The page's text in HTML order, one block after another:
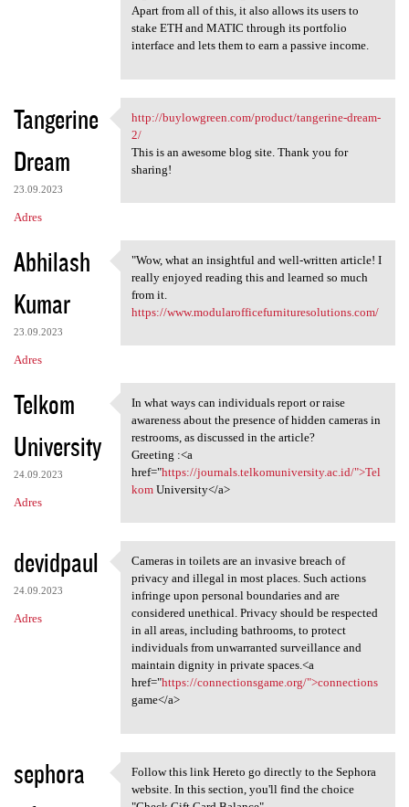
Apart from all of this, it also allows its users to
stake ETH and MATIC through its portfolio
interface and lets them to earn a passive income.
Tangerine
Dream
23.09.2023
Adres
http://buylowgreen.com
http://buylowgreen.com/product/tangerine-dream-
2/
This is an awesome blog site. Thank you for
sharing!
Abhilash
Kumar
23.09.2023
Adres
"Wow, what an insightful and
"Wow, what an insightful and well-written article! I
really enjoyed reading this and learned so much
from it.
https://www.modularofficefurnituresolutions.com/
Telkom
University
24.09.2023
Adres
In what ways can individuals
In what ways can individuals report or raise
awareness about the presence of hidden cameras in
restrooms, as discussed in the article?
Greeting :<a
href="https://journals.telkomuniversity.ac.id/">Tel
komUniversity</a>
devidpaul
24.09.2023
Adres
Cameras in toilets are an
Cameras in toilets are an invasive breach of
privacy and illegal in most places. Such actions
infringe upon personal boundaries and are
considered unethical. Privacy should be respected
in all areas, including bathrooms, to protect
individuals from unwarranted surveillance and
maintain dignity in private spaces.<a
href="https://connectionsgame.org/">connections
game</a>
sephora
Follow this link Hereto go
Follow this link Hereto go directly to the Sephora
website. In this section, you'll find the choice